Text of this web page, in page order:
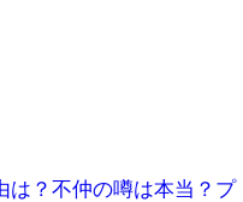
は？不仲の噂は本当？プ